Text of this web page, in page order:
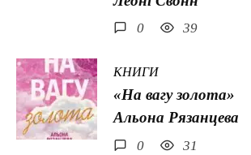
0 39
КНИГИ
«На вагу золота»
Альона Рязанцева
0 31